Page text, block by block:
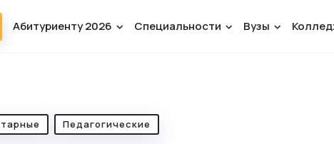
Абитуриенту 2026 Специальности Вузы
Педагогические